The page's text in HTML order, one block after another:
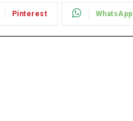
Pinterest WhatsApp